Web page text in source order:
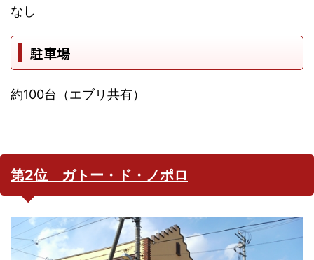
なし
駐車場
約100台（エブリ共有）
第2位 ガトー・ド・ノポロ